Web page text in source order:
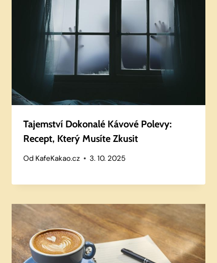
Tajemství Dokonalé Kávové Polevy:
Recept, Který Musíte Zkusit
Od KafeKakao.cz 3. 10. 2025